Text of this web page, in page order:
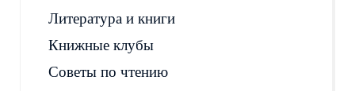
Литература и книги
Книжные клубы
Советы по чтению